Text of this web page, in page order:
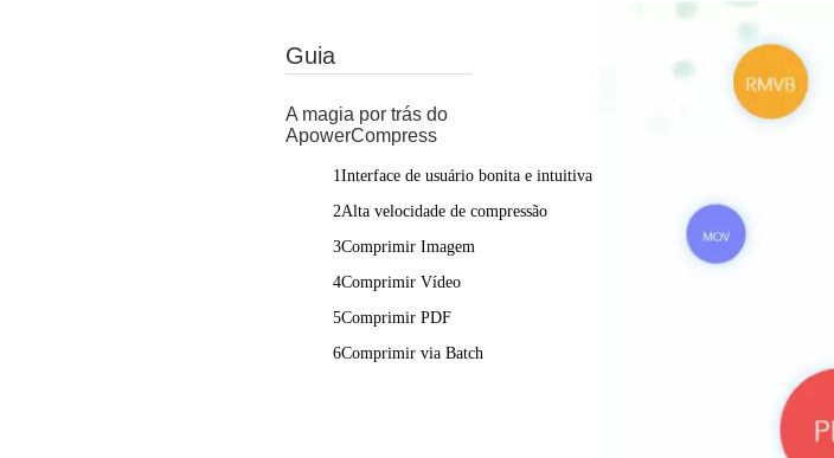
Guia
A magia por trás do
ApowerCompress
1Interface de usuário bonita e intuitiva
2Alta velocidade de compressão
3Comprimir Imagem
4Comprimir Vídeo
5Comprimir PDF
6Comprimir via Batch